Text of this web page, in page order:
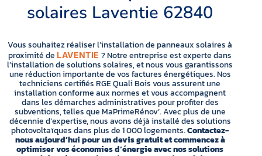
solaires Laventie 62840
Vous souhaitez réaliser l’installation de panneaux solaires à
proximité de LAVENTIE ? Notre entreprise est experte dans
l’installation de solutions solaires, et nous vous garantissons
une réduction importante de vos factures énergétiques. Nos
techniciens certifiés RGE Quali Bois vous assurent une
installation conforme aux normes et vous accompagnent
dans les démarches administratives pour profiter des
subventions, telles que MaPrimeRénov’. Avec plus de une
décennie d’expertise, nous avons déjà installé des solutions
photovoltaïques dans plus de 1 000 logements.Contactez-
nous aujourd’hui pour un devis gratuit et commencez à
optimiser vos économies d’énergie avec nos solutions